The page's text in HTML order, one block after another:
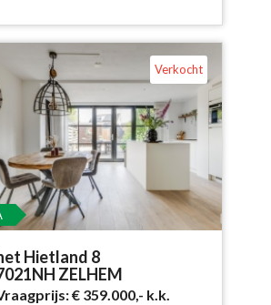
Hietland 8
ZELHEM
€ 359.000,- k.k.
Verkocht